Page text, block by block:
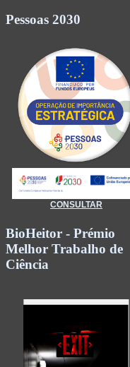
Pessoas 2030
CONSULTAR
BioHeitor - Prémio
Melhor Trabalho de
Ciência